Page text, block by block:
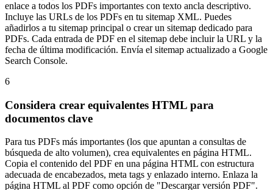
enlace a todos los PDFs importantes con texto ancla descriptivo.
Incluye las URLs de los PDFs en tu sitemap XML. Puedes
añadirlos a tu sitemap principal o crear un sitemap dedicado para
PDFs. Cada entrada de PDF en el sitemap debe incluir la URL y la
fecha de última modificación. Envía el sitemap actualizado a Google
Search Console.
6
Considera crear equivalentes HTML para
documentos clave
Para tus PDFs más importantes (los que apuntan a consultas de
búsqueda de alto volumen), crea equivalentes en página HTML.
Copia el contenido del PDF en una página HTML con estructura
adecuada de encabezados, meta tags y enlazado interno. Enlaza la
página HTML al PDF como opción de "Descargar versión PDF".